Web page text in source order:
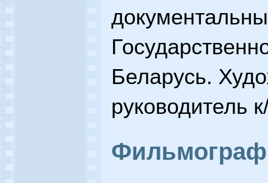
Беларусь.
руководитель